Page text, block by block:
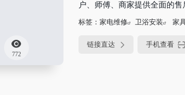
772
户、师傅、商家提供全面的售
标签： 家电维修 卫浴安装 家
链接直达 手机查看